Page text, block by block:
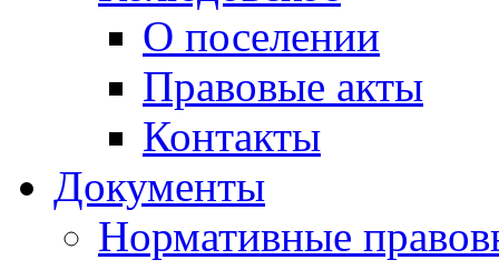
О поселении
Правовые акты
Контакты
Документы
Нормативные